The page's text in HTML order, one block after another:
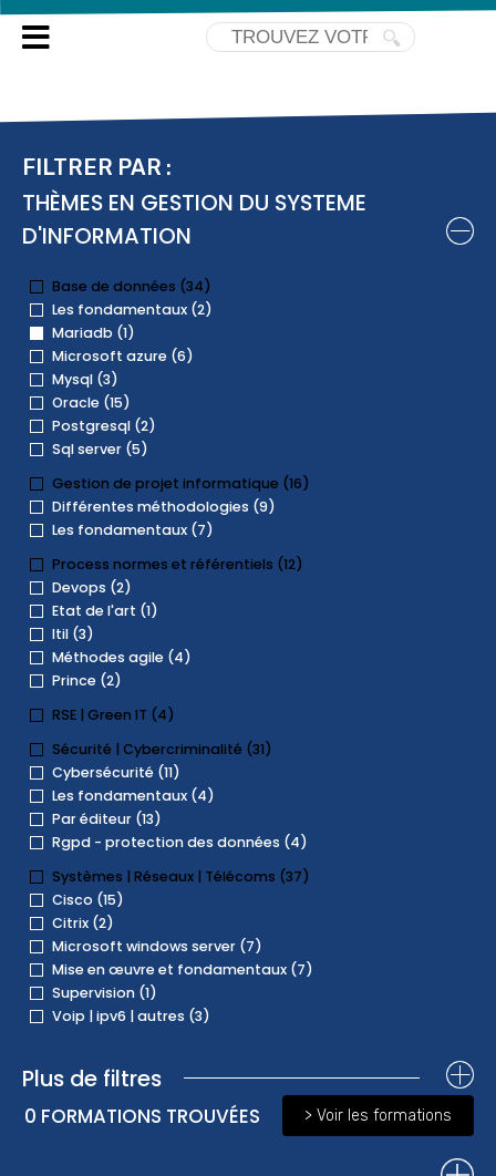
TOUTES NOS FORMATIONSMARIADB
FILTRER PAR :
THÈMES EN GESTION DU SYSTEME
D'INFORMATION
Base de données (34)
Les fondamentaux (2)
Mariadb (1)
Microsoft azure (6)
Mysql (3)
Oracle (15)
Postgresql (2)
Sql server (5)
Gestion de projet informatique (16)
Différentes méthodologies (9)
Les fondamentaux (7)
Process normes et référentiels (12)
Devops (2)
Etat de l'art (1)
Itil (3)
Méthodes agile (4)
Prince (2)
RSE | Green IT (4)
Sécurité | Cybercriminalité (31)
Cybersécurité (11)
Les fondamentaux (4)
Par éditeur (13)
Rgpd - protection des données (4)
Systèmes | Réseaux | Télécoms (37)
Cisco (15)
Citrix (2)
Microsoft windows server (7)
Mise en œuvre et fondamentaux (7)
Supervision (1)
Voip | ipv6 | autres (3)
Plus de filtres
0 FORMATIONS TROUVÉES > Voir les formations